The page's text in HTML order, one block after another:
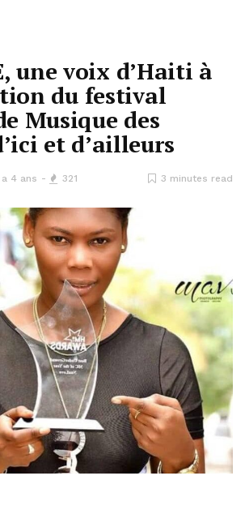
une voix d’Haiti à
du festival
Musique des
et d’ailleurs
4 ans 321 3 minutes read